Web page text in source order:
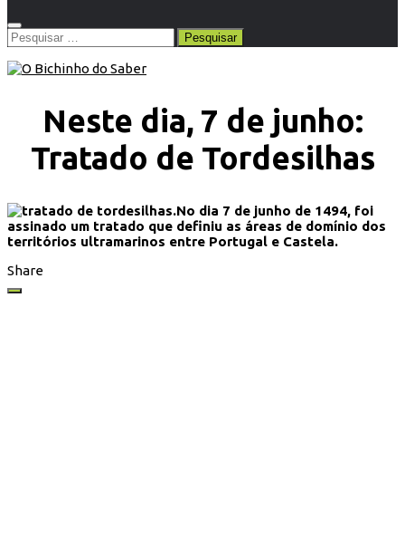
Pesquisar
por:
Neste dia, 7 de junho:
Tratado de Tordesilhas
No dia 7 de junho de 1494, foi
assinado um tratado que definiu as áreas de domínio dos
territórios ultramarinos entre Portugal e Castela.
Share